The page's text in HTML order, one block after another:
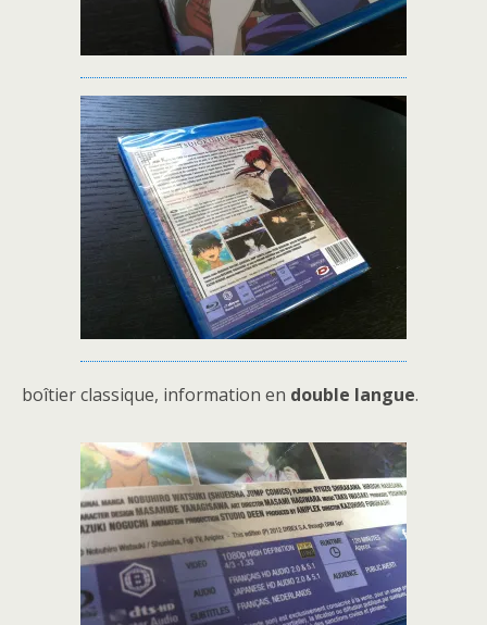
boîtier classique, information en double langue.